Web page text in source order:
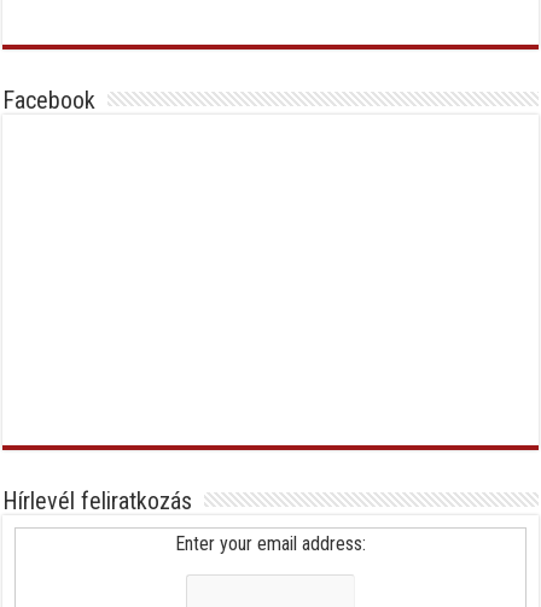
Facebook
Hírlevél feliratkozás
Enter your email address: